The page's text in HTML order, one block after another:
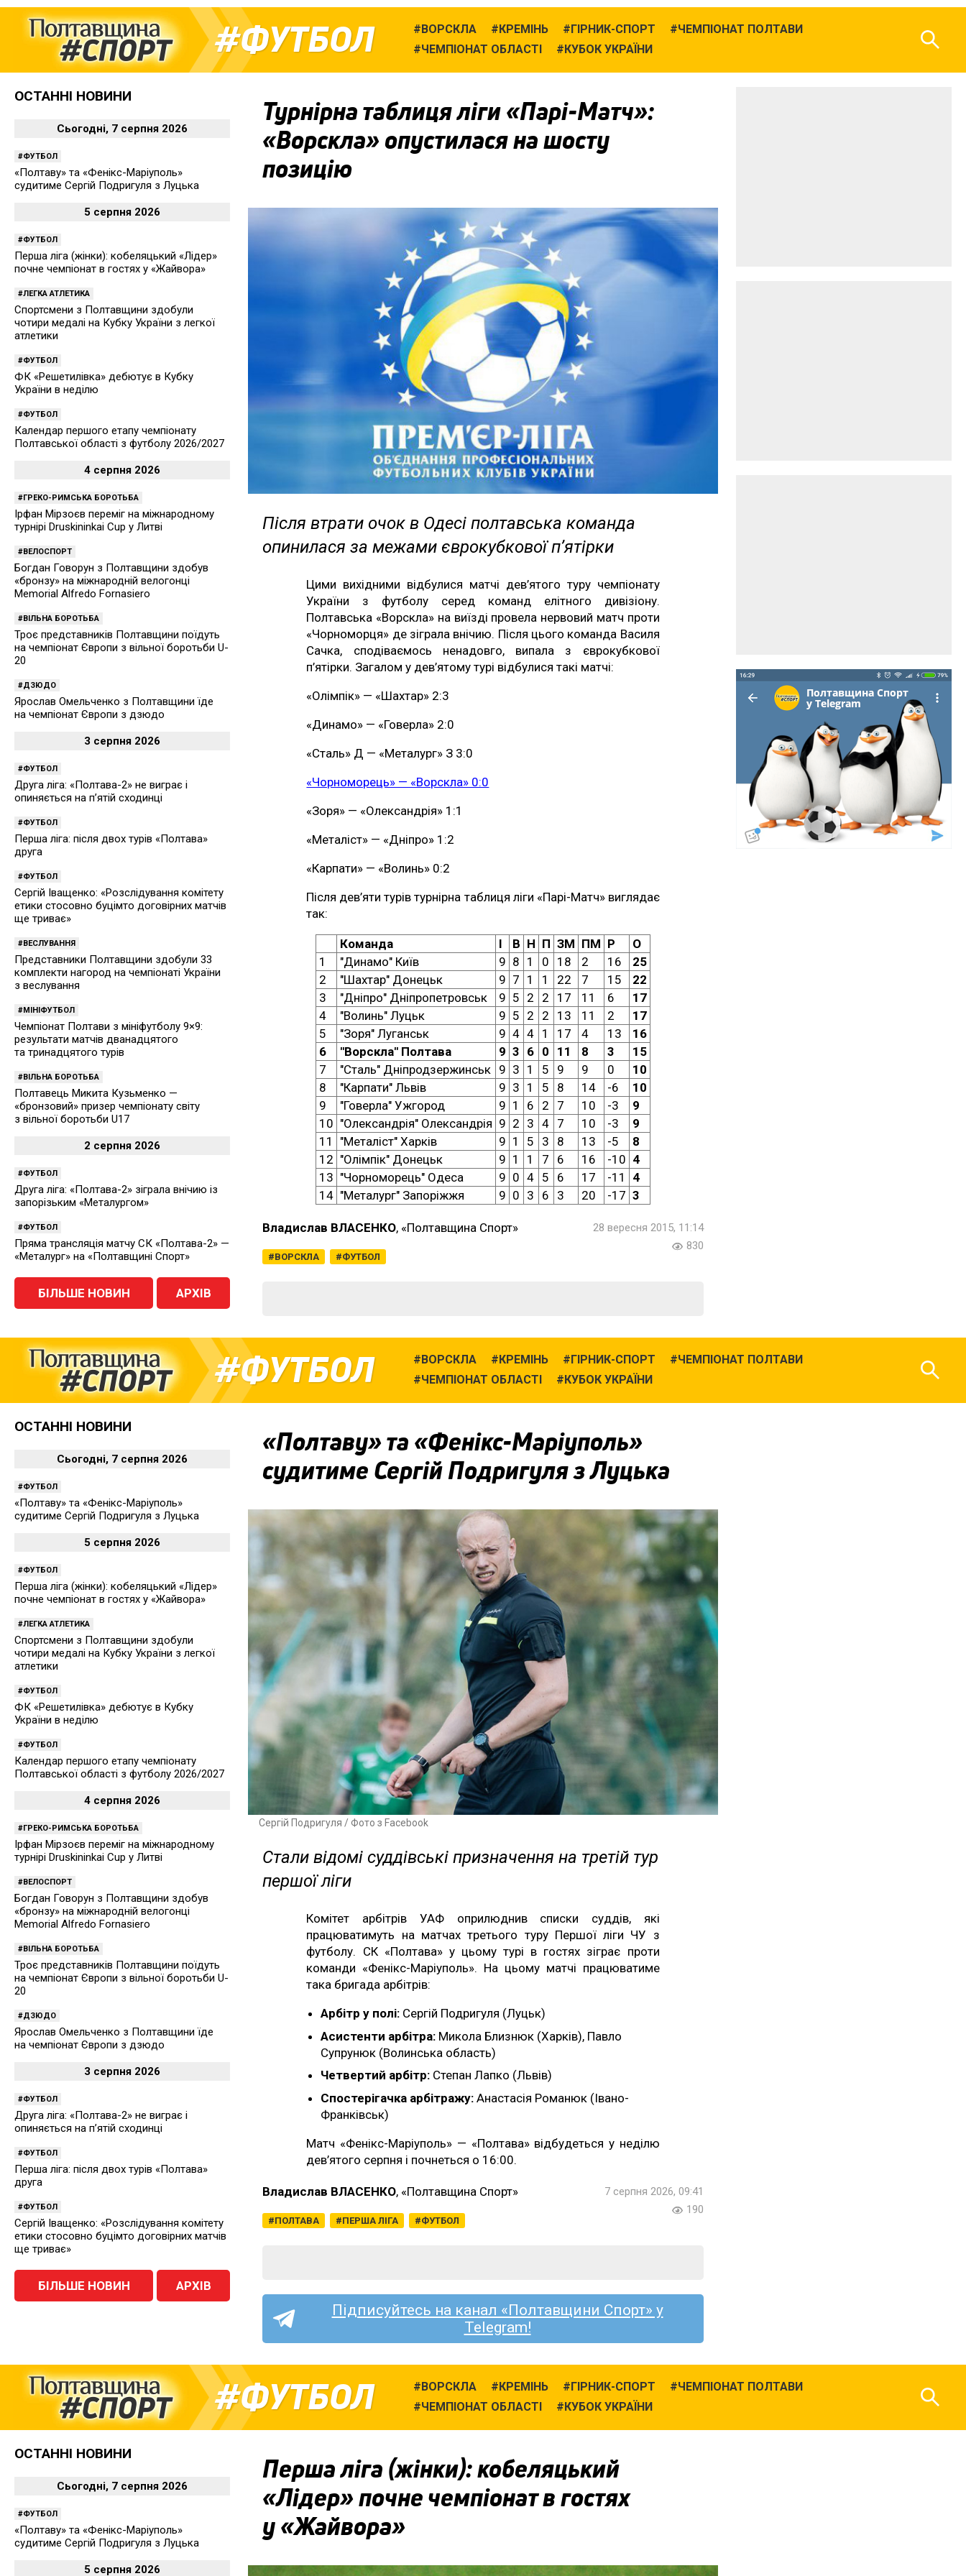
ФУТБОЛ ВОРСКЛА КРЕМІНЬ ГІРНИК-СПОРТ
ЧЕМПІОНАТ ПОЛТАВИ
ЧЕМПІОНАТ ОБЛАСТІ
КУБОК УКРАЇНИ
Турнірна таблиця ліги «Парі-Матч»:
«Ворскла» опустилася на шосту
позицію
Після втрати очок в Одесі полтавська команда
опинилася за межами єврокубкової п’ятірки
Цими вихідними відбулися матчі дев’ятого туру чемпіонату
України з футболу серед команд елітного дивізіону.
Полтавська «Ворскла» на виїзді провела нервовий матч проти
«Чорноморця» де зіграла внічию. Після цього команда Василя
Сачка, сподіваємось ненадовго, випала з єврокубкової
п’ятірки. Загалом у дев’ятому турі відбулися такі матчі:
«Олімпік» — «Шахтар» 2:3
«Динамо» — «Говерла» 2:0
«Сталь» Д — «Металург» З 3:0
«Чорноморець» — «Ворскла» 0:0
«Зоря» — «Олександрія» 1:1
«Металіст» — «Дніпро» 1:2
«Карпати» — «Волинь» 0:2
Після дев’яти турів турнірна таблиця ліги «Парі-Матч» виглядає
так:
Команда І В Н П ЗМ ПМ Р
О
1
"Динамо" Київ 9 8 1 0 18 2 16
25
2
"Шахтар" Донецьк 9 7 1 1 22 7 15
22
3
"Дніпро" Дніпропетровськ 9 5 2 2 17 11 6
17
4
"Волинь" Луцьк 9 5 2 2 13 11 2
17
5
"Зоря" Луганськ 9 4 4 1 17 4 13
16
6
"Ворскла" Полтава 9 3 6 0 11 8 3
15
7
"Сталь" Дніпродзержинськ 9 3 1 5 9 9 0
10
8
"Карпати" Львів 9 3 1 5 8 14 -6
10
9
"Говерла" Ужгород 9 1 6 2 7 10 -3
9
10 "Олександрія" Олександрія 9 2 3 4 7 10 -3
9
11
"Металіст" Харків 9 1 5 3 8 13 -5
8
12 "Олімпік" Донецьк 9 1 1 7 6 16 -10 4
13 "Чорноморець" Одеса 9 0 4 5 6 17 -11
4
14 "Металург" Запоріжжя 9 0 3 6 3 20 -17 3
Владислав ВЛАСЕНКО, «Полтавщина Спорт»
ВОРСКЛА ФУТБОЛ
28 вересня 2015, 11:14
830
ОСТАННІ НОВИНИ
Сьогодні, 7 серпня 2026
ФУТБОЛ
«Полтаву» та «Фенікс-Маріуполь»
судитиме Сергій Подригуля з Луцька
5 серпня 2026
ФУТБОЛ
Перша ліга (жінки): кобеляцький «Лідер»
почне чемпіонат в гостях у «Жайвора»
ЛЕГКА АТЛЕТИКА
Спортсмени з Полтавщини здобули
чотири медалі на Кубку України з легкої
атлетики
ФУТБОЛ
ФК «Решетилівка» дебютує в Кубку
України в неділю
ФУТБОЛ
Календар першого етапу чемпіонату
Полтавської області з футболу 2026/2027
4 серпня 2026
ГРЕКО-РИМСЬКА БОРОТЬБА
Ірфан Мірзоєв переміг на міжнародному
турнірі Druskininkai Cup у Литві
ВЕЛОСПОРТ
Богдан Говорун з Полтавщини здобув
«бронзу» на міжнародній велогонці
Memorial Alfredo Fornasiero
ВІЛЬНА БОРОТЬБА
Троє представників Полтавщини поїдуть
на чемпіонат Європи з вільної боротьби U-
20
ДЗЮДО
Ярослав Омельченко з Полтавщини їде
на чемпіонат Європи з дзюдо
3 серпня 2026
ФУТБОЛ
Друга ліга: «Полтава-2» не виграє і
опиняється на п’ятій сходинці
ФУТБОЛ
Перша ліга: після двох турів «Полтава»
друга
ФУТБОЛ
Сергій Іващенко: «Розслідування комітету
етики стосовно буцімто договірних матчів
ще триває»
ВЕСЛУВАННЯ
Представники Полтавщини здобули 33
комплекти нагород на чемпіонаті України
з веслування
МІНІФУТБОЛ
Чемпіонат Полтави з мініфутболу 9×9:
результати матчів дванадцятого
та тринадцятого турів
ВІЛЬНА БОРОТЬБА
Полтавець Микита Кузьменко —
«бронзовий» призер чемпіонату світу
з вільної боротьби U17
2 серпня 2026
ФУТБОЛ
Друга ліга: «Полтава-2» зіграла внічию із
запорізьким «Металургом»
ФУТБОЛ
Пряма трансляція матчу СК «Полтава-2» —
«Металург» на «Полтавщині Спорт»
БІЛЬШЕ НОВИН АРХІВ
ФУТБОЛ ВОРСКЛА КРЕМІНЬ ГІРНИК-СПОРТ
ЧЕМПІОНАТ ПОЛТАВИ
ЧЕМПІОНАТ ОБЛАСТІ
КУБОК УКРАЇНИ
«Полтаву» та «Фенікс-Маріуполь»
судитиме Сергій Подригуля з Луцька
Сергій Подригуля / Фото з Facebook
Стали відомі суддівські призначення на третій тур
першої ліги
Комітет арбітрів УАФ оприлюднив списки суддів, які
працюватимуть на матчах третього туру Першої ліги ЧУ з
футболу. СК «Полтава» у цьому турі в гостях зіграє проти
команди «Фенікс-Маріуполь». На цьому матчі працюватиме
така бригада арбітрів:
Арбітр у полі: Сергій Подригуля (Луцьк)
Асистенти арбітра: Микола Близнюк (Харків), Павло
Супрунюк (Волинська область)
Четвертий арбітр: Степан Лапко (Львів)
Спостерігачка арбітражу:Анастасія Романюк (Івано-
Франківськ)
Матч «Фенікс-Маріуполь» — «Полтава» відбудеться у неділю
дев’ятого серпня і почнеться о 16:00.
Владислав ВЛАСЕНКО, «Полтавщина Спорт»
ПОЛТАВА ПЕРША ЛІГА ФУТБОЛ
7 серпня 2026, 09:41
190
Підписуйтесь на канал «Полтавщини Спорт» у
Telegram!
ОСТАННІ НОВИНИ
Сьогодні, 7 серпня 2026
ФУТБОЛ
«Полтаву» та «Фенікс-Маріуполь»
судитиме Сергій Подригуля з Луцька
5 серпня 2026
ФУТБОЛ
Перша ліга (жінки): кобеляцький «Лідер»
почне чемпіонат в гостях у «Жайвора»
ЛЕГКА АТЛЕТИКА
Спортсмени з Полтавщини здобули
чотири медалі на Кубку України з легкої
атлетики
ФУТБОЛ
ФК «Решетилівка» дебютує в Кубку
України в неділю
ФУТБОЛ
Календар першого етапу чемпіонату
Полтавської області з футболу 2026/2027
4 серпня 2026
ГРЕКО-РИМСЬКА БОРОТЬБА
Ірфан Мірзоєв переміг на міжнародному
турнірі Druskininkai Cup у Литві
ВЕЛОСПОРТ
Богдан Говорун з Полтавщини здобув
«бронзу» на міжнародній велогонці
Memorial Alfredo Fornasiero
ВІЛЬНА БОРОТЬБА
Троє представників Полтавщини поїдуть
на чемпіонат Європи з вільної боротьби U-
20
ДЗЮДО
Ярослав Омельченко з Полтавщини їде
на чемпіонат Європи з дзюдо
3 серпня 2026
ФУТБОЛ
Друга ліга: «Полтава-2» не виграє і
опиняється на п’ятій сходинці
ФУТБОЛ
Перша ліга: після двох турів «Полтава»
друга
ФУТБОЛ
Сергій Іващенко: «Розслідування комітету
етики стосовно буцімто договірних матчів
ще триває»
БІЛЬШЕ НОВИН АРХІВ
ФУТБОЛ ВОРСКЛА КРЕМІНЬ ГІРНИК-СПОРТ
ЧЕМПІОНАТ ПОЛТАВИ
ЧЕМПІОНАТ ОБЛАСТІ
КУБОК УКРАЇНИ
Перша ліга (жінки): кобеляцький
«Лідер» почне чемпіонат в гостях
у «Жайвора»
ОСТАННІ НОВИНИ
Сьогодні, 7 серпня 2026
ФУТБОЛ
«Полтаву» та «Фенікс-Маріуполь»
судитиме Сергій Подригуля з Луцька
5 серпня 2026